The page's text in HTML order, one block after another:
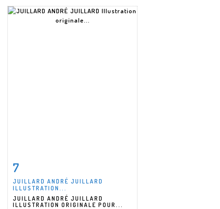
7
JUILLARD ANDRÉ JUILLARD
ILLUSTRATION...
JUILLARD ANDRÉ JUILLARD
ILLUSTRATION ORIGINALE POUR...